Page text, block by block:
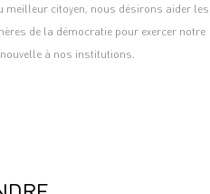
meilleur citoyen, nous désirons aider les
de la démocratie pour exercer notre
à nos institutions.